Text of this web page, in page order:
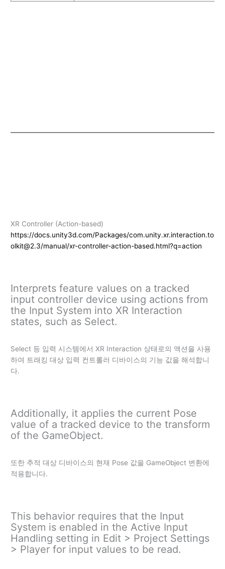
XR Controller (Action-based)
https://docs.unity3d.com/Packages/com.unity.xr.interaction.to
olkit@2.3/manual/xr-controller-action-based.html?q=action
Interprets feature values on a tracked
input controller device using actions from
the Input System into XR Interaction
states, such as Select.
Select 등 입력 시스템에서 XR Interaction 상태로의 액션을 사용
하여 트래킹 대상 입력 컨트롤러 디바이스의 기능 값을 해석합니
다.
Additionally, it applies the current Pose
value of a tracked device to the transform
of the GameObject.
또한 추적 대상 디바이스의 현재 Pose 값을 GameObject 변환에
적용합니다.
This behavior requires that the Input
System is enabled in the Active Input
Handling setting in Edit > Project Settings
> Player for input values to be read.